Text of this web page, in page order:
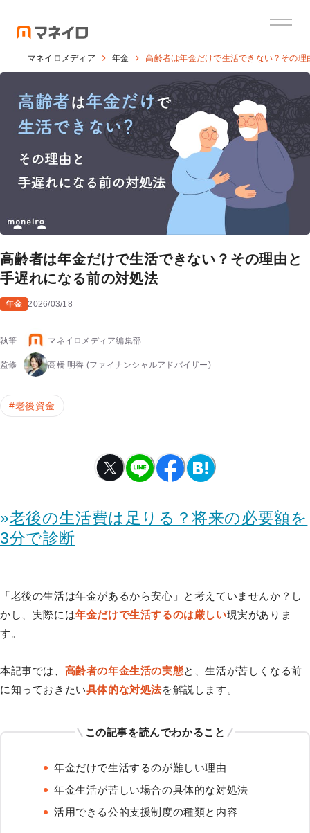
マネイロメディア 年金 高齢者は年金だけで生活できない？その
高齢者は年金だけで生活できない？その理由と
手遅れになる前の対処法
年金 2026/03/18
執筆 マネイロメディア編集部
監修 高橋 明香 (ファイナンシャルアドバイザー)
#老後資金
»老後の生活費は足りる？将来の必要額を
3分で診断
「老後の生活は年金があるから安心」と考えていませんか？し
かし、実際には年金だけで生活するのは厳しい現実がありま
す。
本記事では、 高齢者の年金生活の実態と、生活が苦しくなる前
に知っておきたい具体的な対処法を解説します。
この記事を読んでわかること
年金だけで生活するのが難しい理由
年金生活が苦しい場合の具体的な対処法
活用できる公的支援制度の種類と内容